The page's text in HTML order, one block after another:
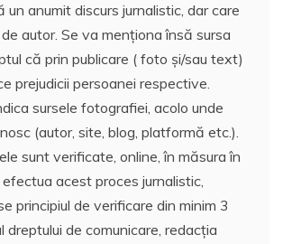
un anumit discurs jurnalistic, dar care
autor. Se va menționa însă sursa
că prin publicare ( foto și/sau text)
prejudicii persoanei respective.
sursele fotografiei, acolo unde
(autor, site, blog, platformă etc.).
sunt verificate, online, în măsura în
acest proces jurnalistic,
principiul de verificare din minim 3
dreptului de comunicare, redacția